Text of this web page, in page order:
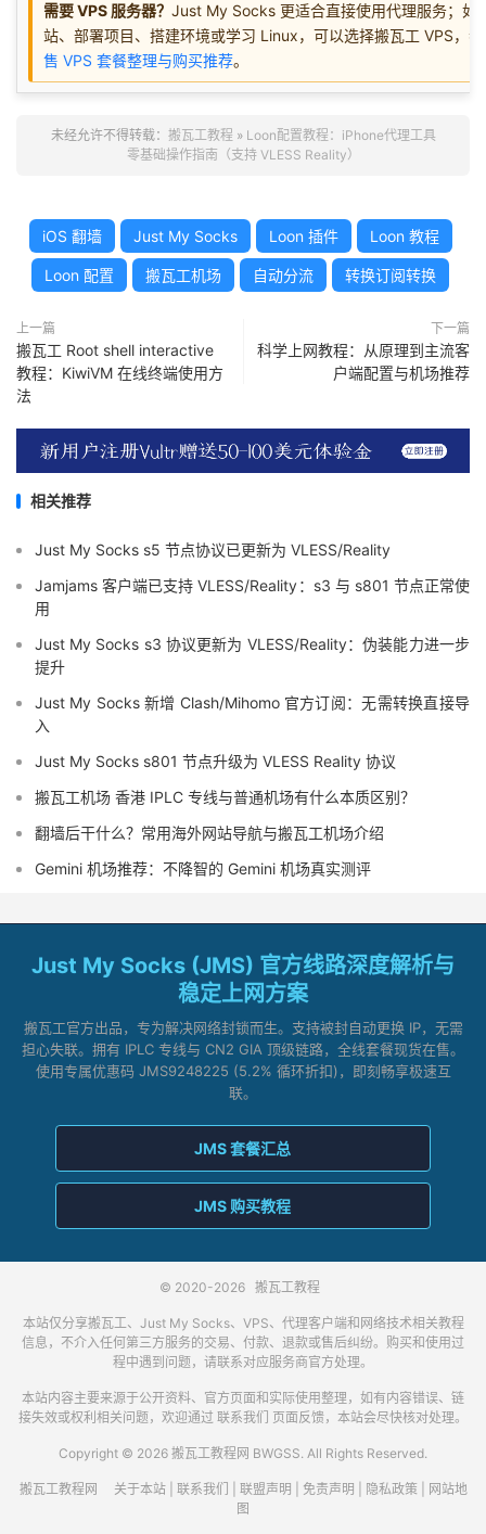
需要 VPS 服务器？ Just My Socks 更适合直接使用代理服务；如
站、部署项目、搭建环境或学习 Linux，可以选择搬瓦工 VPS，
售 VPS 套餐整理与购买推荐。
未经允许不得转载： 搬瓦工教程 » Loon配置教程：iPhone代理工具
零基础操作指南（支持 VLESS Reality）
iOS 翻墙 Just My Socks Loon 插件 Loon 教程
Loon 配置 搬瓦工机场 自动分流 转换订阅转换
上一篇
搬瓦工 Root shell interactive
教程：KiwiVM 在线终端使用方
法
下一篇
科学上网教程：从原理到主流客
户端配置与机场推荐
相关推荐
Just My Socks s5 节点协议已更新为 VLESS/Reality
Jamjams 客户端已支持 VLESS/Reality：s3 与 s801 节点正常使
用
Just My Socks s3 协议更新为 VLESS/Reality：伪装能力进一步
提升
Just My Socks 新增 Clash/Mihomo 官方订阅：无需转换直接导
入
Just My Socks s801 节点升级为 VLESS Reality 协议
搬瓦工机场 香港 IPLC 专线与普通机场有什么本质区别？
翻墙后干什么？常用海外网站导航与搬瓦工机场介绍
Gemini 机场推荐：不降智的 Gemini 机场真实测评
Just My Socks (JMS) 官方线路深度解析与
稳定上网方案
搬瓦工官方出品，专为解决网络封锁而生。支持被封自动更换 IP，无需
担心失联。拥有 IPLC 专线与 CN2 GIA 顶级链路，全线套餐现货在售。
使用专属优惠码 JMS9248225 (5.2% 循环折扣)，即刻畅享极速互
联。
JMS 套餐汇总
JMS 购买教程
© 2020-2026 搬瓦工教程
本站仅分享搬瓦工、Just My Socks、VPS、代理客户端和网络技术相关教程
信息，不介入任何第三方服务的交易、付款、退款或售后纠纷。购买和使用过
程中遇到问题，请联系对应服务商官方处理。
本站内容主要来源于公开资料、官方页面和实际使用整理，如有内容错误、链
接失效或权利相关问题，欢迎通过 联系我们 页面反馈，本站会尽快核对处理。
Copyright © 2026 搬瓦工教程网 BWGSS. All Rights Reserved.
搬瓦工教程网 关于本站| 联系我们 联盟声明 免责声明 隐私政策
网站地
图